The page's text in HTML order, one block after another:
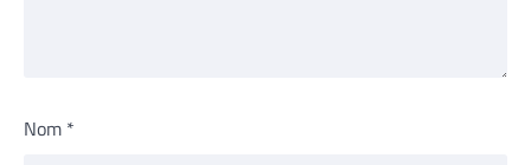
Nom *